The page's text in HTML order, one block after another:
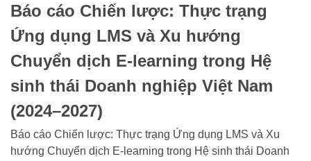
Báo cáo Chiến lược: Thực trạng
Ứng dụng LMS và Xu hướng
Chuyển dịch E-learning trong Hệ
sinh thái Doanh nghiệp Việt Nam
(2024–2027)
Báo cáo Chiến lược: Thực trạng Ứng dụng LMS và Xu
hướng Chuyển dịch E-learning trong Hệ sinh thái Doanh